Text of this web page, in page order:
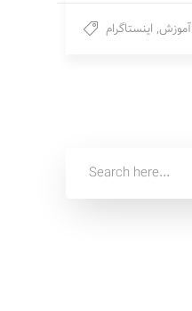
آموزش, اینستاگرام